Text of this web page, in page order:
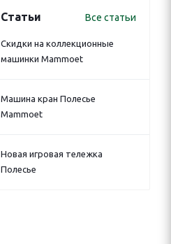
Статьи Все статьи
Скидки на коллекционные
машинки Mammoet
Машина кран Полесье
Mammoet
Новая игровая тележка
Полесье